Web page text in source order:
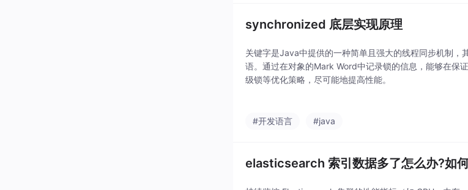
synchronized 底层实现原理
关键字是Java中提供的一种简单且强大的线程同步机制
语。通过在对象的Mark Word中记录锁的信息，能够在保
级锁等优化策略，尽可能地提高性能。
#开发语言 #java
elasticsearch 索引数据多了怎么办?如